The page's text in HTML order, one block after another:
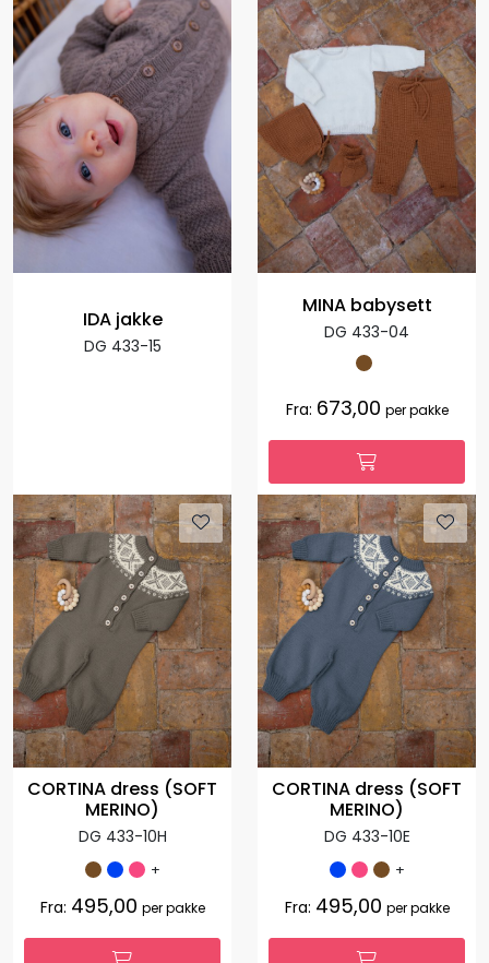
IDA jakke
DG 433-15
MINA babysett
DG 433-04
Fra: 673,00 per pakke
CORTINA dress (SOFT
MERINO)
DG 433-10H
+
Fra: 495,00 per pakke
CORTINA dress (SOFT
MERINO)
DG 433-10E
+
Fra: 495,00 per pakke